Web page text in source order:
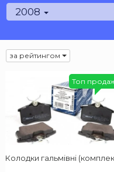
2008
за рейтингом
Колодки гальмівні
Топ